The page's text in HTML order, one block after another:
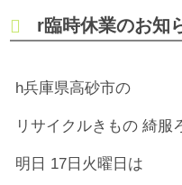
r臨時休業のお
h兵庫県高砂市の
リサイクルきもの 綺服
明日 17日火曜日は